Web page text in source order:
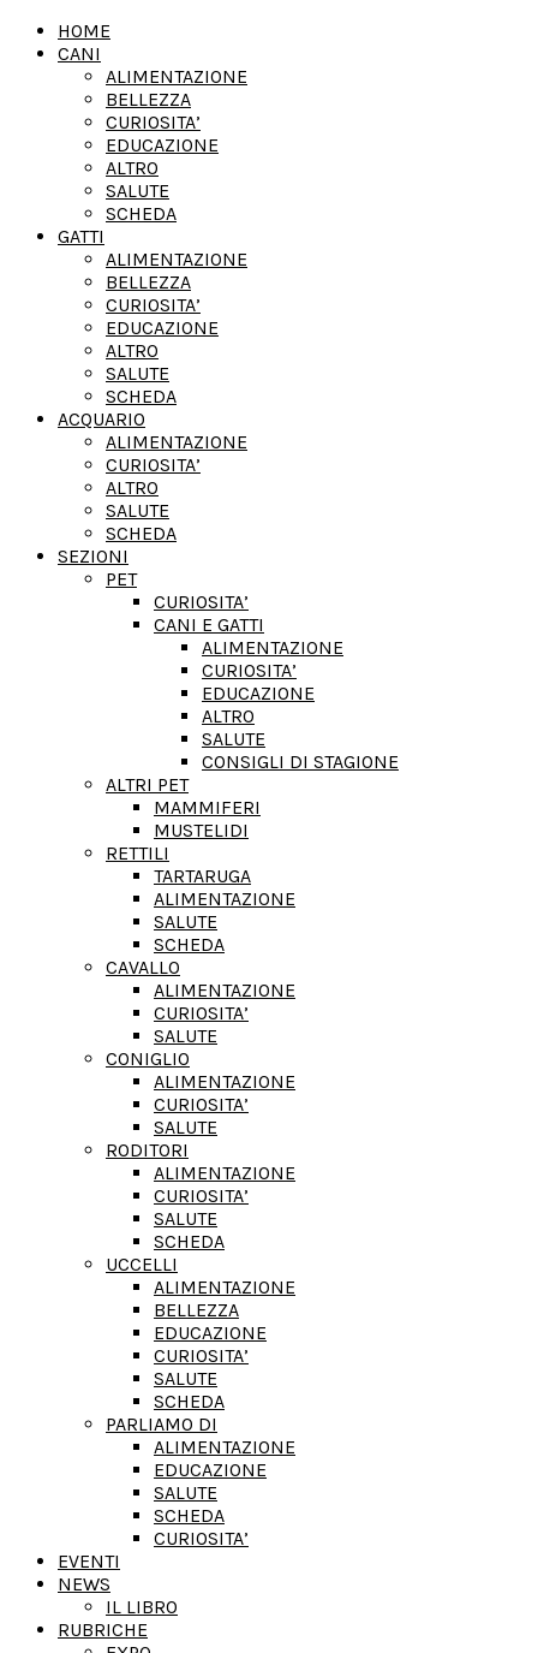
HOME
CANI
ALIMENTAZIONE
BELLEZZA
CURIOSITA’
EDUCAZIONE
ALTRO
SALUTE
SCHEDA
GATTI
ALIMENTAZIONE
BELLEZZA
CURIOSITA’
EDUCAZIONE
ALTRO
SALUTE
SCHEDA
ACQUARIO
ALIMENTAZIONE
CURIOSITA’
ALTRO
SALUTE
SCHEDA
SEZIONI
PET
CURIOSITA’
CANI E GATTI
ALIMENTAZIONE
CURIOSITA’
EDUCAZIONE
ALTRO
SALUTE
CONSIGLI DI STAGIONE
ALTRI PET
MAMMIFERI
MUSTELIDI
RETTILI
TARTARUGA
ALIMENTAZIONE
SALUTE
SCHEDA
CAVALLO
ALIMENTAZIONE
CURIOSITA’
SALUTE
CONIGLIO
ALIMENTAZIONE
CURIOSITA’
SALUTE
RODITORI
ALIMENTAZIONE
CURIOSITA’
SALUTE
SCHEDA
UCCELLI
ALIMENTAZIONE
BELLEZZA
EDUCAZIONE
CURIOSITA’
SALUTE
SCHEDA
PARLIAMO DI
ALIMENTAZIONE
EDUCAZIONE
SALUTE
SCHEDA
CURIOSITA’
EVENTI
NEWS
IL LIBRO
RUBRICHE